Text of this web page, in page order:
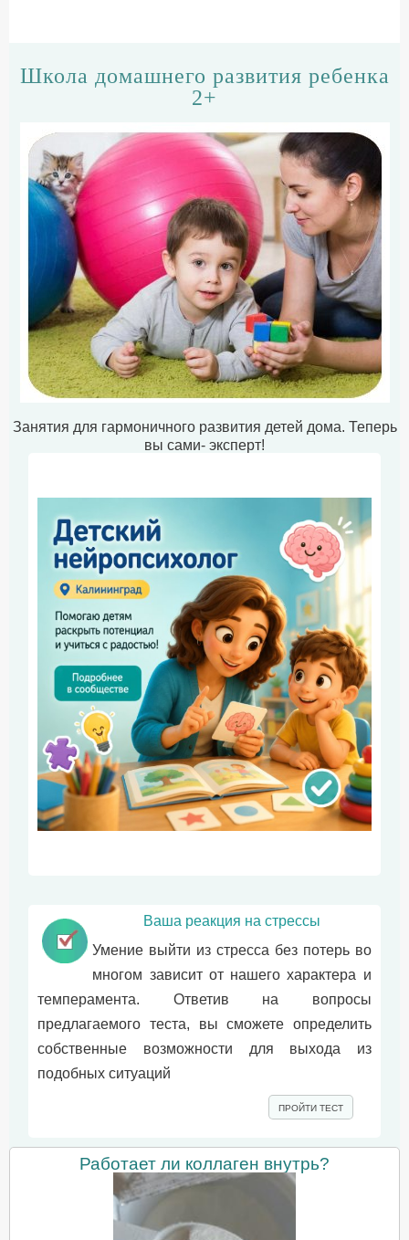
Школа домашнего развития ребенка
2+
Занятия для гармоничного развития детей дома. Теперь
вы сами- эксперт!
Ваша реакция на стрессы
Умение выйти из стресса без потерь во
многом зависит от нашего характера и
темперамента. Ответив на вопросы
предлагаемого теста, вы сможете определить
собственные возможности для выхода из
подобных ситуаций
ПРОЙТИ ТЕСТ
Работает ли коллаген внутрь?